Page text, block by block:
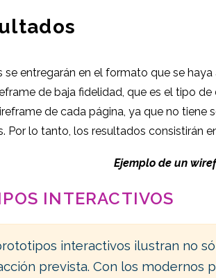
se entregarán en el formato que se
de baja fidelidad, que es el tipo
de cada página, ya que no
Por lo tanto, los resultados consistirán
Ejemplo de un
INTERACTIVOS
interactivos ilustran no
prevista. Con los modernos